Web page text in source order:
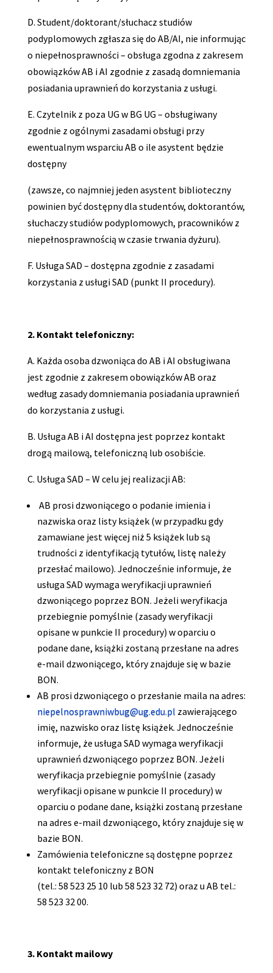
D. Student/doktorant/słuchacz studiów
podyplomowych zgłasza się do AB/AI, nie informując
o niepełnosprawności – obsługa zgodna z zakresem
obowiązków AB i AI zgodnie z zasadą domniemania
posiadania uprawnień do korzystania z usługi.
E. Czytelnik z poza UG w BG UG – obsługiwany
zgodnie z ogólnymi zasadami obsługi przy
ewentualnym wsparciu AB o ile asystent będzie
dostępny
(zawsze, co najmniej jeden asystent biblioteczny
powinien być dostępny dla studentów, doktorantów,
słuchaczy studiów podyplomowych, pracowników z
niepełnosprawnością w czasie trwania dyżuru).
F. Usługa SAD – dostępna zgodnie z zasadami
korzystania z usługi SAD (punkt II procedury).
2. Kontakt telefoniczny:
A. Każda osoba dzwoniąca do AB i AI obsługiwana
jest zgodnie z zakresem obowiązków AB oraz
według zasady domniemania posiadania uprawnień
do korzystania z usługi.
B. Usługa AB i AI dostępna jest poprzez kontakt
drogą mailową, telefoniczną lub osobiście.
C. Usługa SAD – W celu jej realizacji AB:
AB prosi dzwoniącego o podanie imienia i
nazwiska oraz listy książek (w przypadku gdy
zamawiane jest więcej niż 5 książek lub są
trudności z identyfikacją tytułów, listę należy
przesłać mailowo). Jednocześnie informuje, że
usługa SAD wymaga weryfikacji uprawnień
dzwoniącego poprzez BON. Jeżeli weryfikacja
przebiegnie pomyślnie (zasady weryfikacji
opisane w punkcie II procedury) w oparciu o
podane dane, książki zostaną przesłane na adres
e-mail dzwoniącego, który znajduje się w bazie
BON.
AB prosi dzwoniącego o przesłanie maila na adres:
niepelnosprawniwbug@ug.edu.pl zawierającego
imię, nazwisko oraz listę książek. Jednocześnie
informuje, że usługa SAD wymaga weryfikacji
uprawnień dzwoniącego poprzez BON. Jeżeli
weryfikacja przebiegnie pomyślnie (zasady
weryfikacji opisane w punkcie II procedury) w
oparciu o podane dane, książki zostaną przesłane
na adres e-mail dzwoniącego, który znajduje się w
bazie BON.
Zamówienia telefoniczne są dostępne poprzez
kontakt telefoniczny z BON
(tel.: 58 523 25 10 lub 58 523 32 72) oraz u AB tel.:
58 523 32 00.
3. Kontakt mailowy